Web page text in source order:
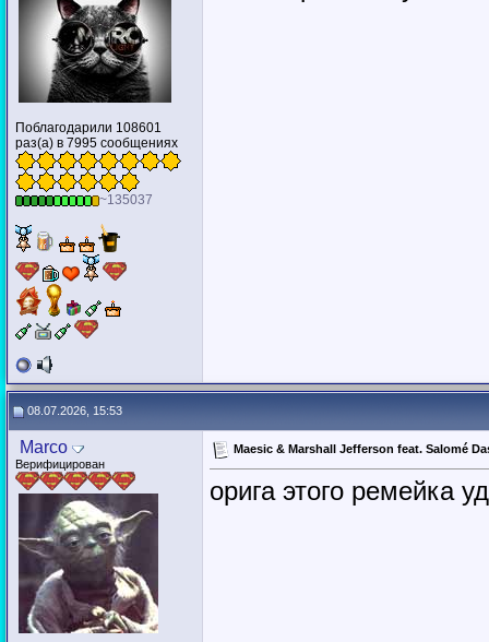
Поблагодарили 108601
раз(а) в 7995 сообщениях
~135037
08.07.2026, 15:53
Marco
Верифицирован
Maesic & Marshall Jefferson feat. Salomé
орига этого ремейка